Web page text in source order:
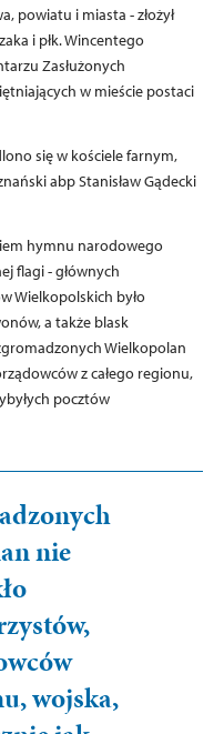
powiatu i miasta - złożył
i płk. Wincentego
Zasłużonych
w mieście postaci
się w kościele farnym,
abp Stanisław Gądecki
hymnu narodowego
flagi - głównych
Wielkopolskich było
a także blask
Wielkopolan
z całego regionu,
pocztów
nie
wojska,